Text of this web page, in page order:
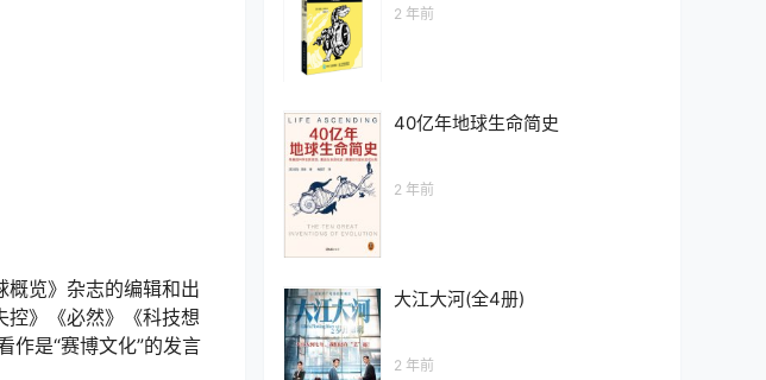
概览》杂志的编辑和出
控》《必然》《科技想
作是“赛博文化”的发言
2 年前
40亿年地球生命简史
2 年前
大江大河(全4册)
2 年前